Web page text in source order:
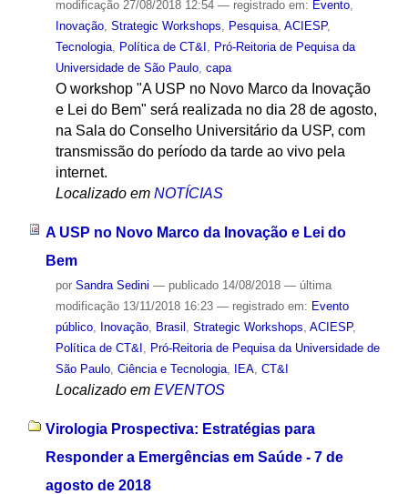
modificação27/08/2018 12:54 — registrado em: Evento,
Inovação, Strategic Workshops, Pesquisa, ACIESP,
Tecnologia, Política de CT&I , Pró-Reitoria de Pequisa da
Universidade de São Paulo, capa
O workshop "A USP no Novo Marco da Inovação
e Lei do Bem" será realizada no dia 28 de agosto,
na Sala do Conselho Universitário da USP, com
transmissão do período da tarde ao vivo pela
internet.
Localizado em NOTÍCIAS
A USP no Novo Marco da Inovação e Lei do
Bem
por Sandra Sedini — publicado14/08/2018 — última
modificação13/11/2018 16:23 — registrado em: Evento
público, Inovação, Brasil , Strategic Workshops, ACIESP,
Política de CT&I , Pró-Reitoria de Pequisa da Universidade de
São Paulo, Ciência e Tecnologia, IEA, CT&I
Localizado em EVENTOS
Virologia Prospectiva: Estratégias para
Responder a Emergências em Saúde - 7 de
agosto de 2018